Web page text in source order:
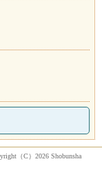
（C）2026 Shobunsha